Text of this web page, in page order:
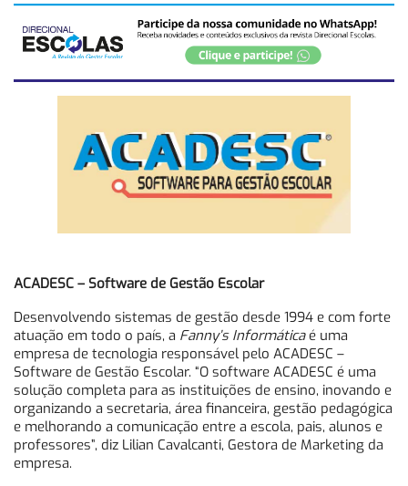
ACADESC – Software de Gestão Escolar
Desenvolvendo sistemas de gestão desde 1994 e com forte
atuação em todo o país, a Fanny’s Informáticaé uma
empresa de tecnologia responsável pelo ACADESC –
Software de Gestão Escolar. “O software ACADESC é uma
solução completa para as instituições de ensino, inovando e
organizando a secretaria, área financeira, gestão pedagógica
e melhorando a comunicação entre a escola, pais, alunos e
professores”, diz Lilian Cavalcanti, Gestora de Marketing da
empresa.